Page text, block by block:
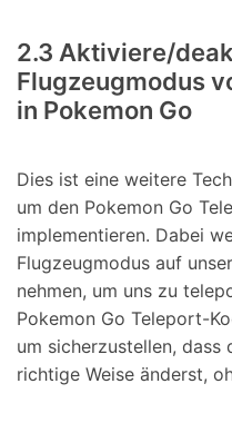
2.3 Aktiviere/
Flugzeugmodus
in Pokemon Go
Dies ist eine weitere
um den Pokemon Go
implementieren. Dabei
Flugzeugmodus auf
nehmen, um uns zu
Pokemon Go Teleport-
um sicherzustellen,
richtige Weise änderst,